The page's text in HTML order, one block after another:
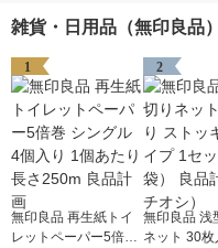
雑貨・日用品（無印良品
1
無印良品 再生紙トイ
レットペーパー5倍巻
2
無印良品 浅
ネット 30枚